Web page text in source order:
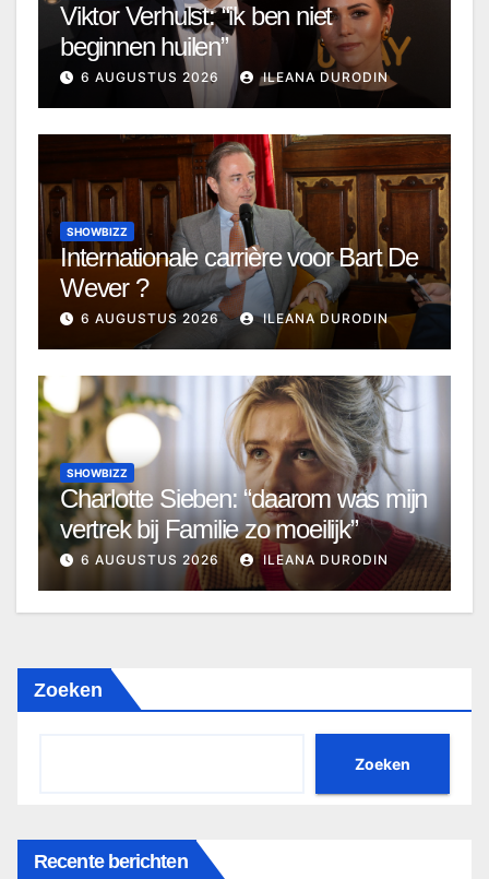
Viktor Verhulst: “ik ben niet
beginnen huilen”
6 AUGUSTUS 2026 ILEANA DURODIN
SHOWBIZZ
Internationale carrière voor Bart De
Wever ?
6 AUGUSTUS 2026 ILEANA DURODIN
SHOWBIZZ
Charlotte Sieben: “daarom was mijn
vertrek bij Familie zo moeilijk”
6 AUGUSTUS 2026 ILEANA DURODIN
Zoeken
Zoeken
Recente berichten